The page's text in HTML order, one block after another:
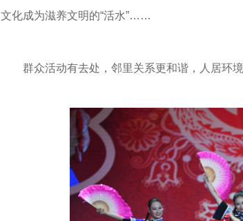
文化成为滋养文明的“活水”……
群众活动有去处，邻里关系更和谐，人居环